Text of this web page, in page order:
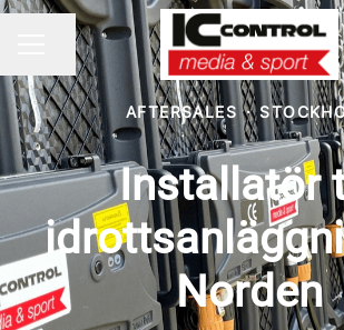
KARRIÄRMENY
Dela sidan
AFTERSALES ·
Installatör
Norden